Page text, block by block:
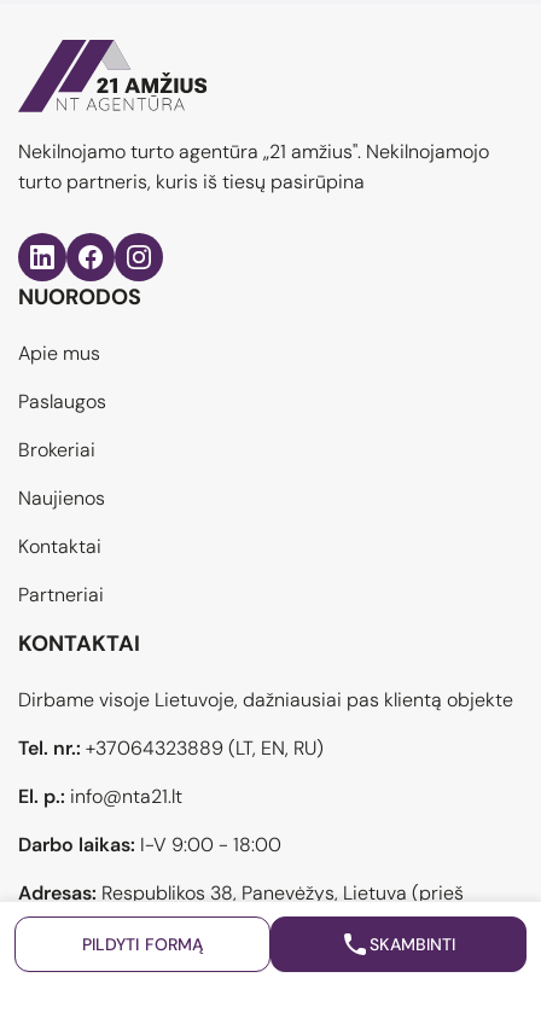
PILDYTI FORMĄ SKAMBINTI
Nekilnojamo turto agentūra „21 amžius". Nekilnojamojo
turto partneris, kuris iš tiesų pasirūpina
NUORODOS
Apie mus
Paslaugos
Brokeriai
Naujienos
Kontaktai
Partneriai
KONTAKTAI
Dirbame visoje Lietuvoje, dažniausiai pas klientą objekte
Tel. nr.: +37064323889(LT, EN, RU)
El. p.: info@nta21.lt
Darbo laikas: I-V 9:00 - 18:00
Adresas: Respublikos 38, Panevėžys, Lietuva (prieš
atvykstant pasiskambinti)